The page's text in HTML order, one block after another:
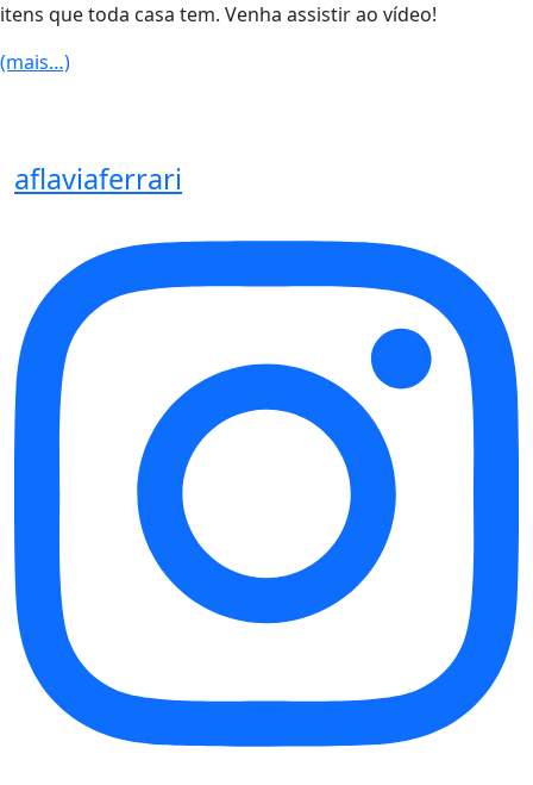
itens que toda casa tem. Venha assistir ao vídeo!
(mais…)
aflaviaferrari